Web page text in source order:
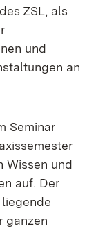
ZSL, als
und
an
Seminar
Wissen und
auf. Der
ganzen